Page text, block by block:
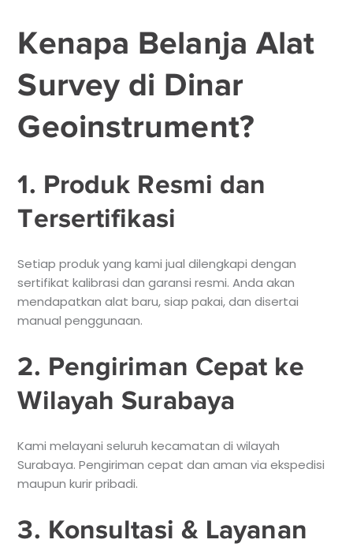
Kenapa Belanja Alat
Survey di Dinar
Geoinstrument?
1. Produk Resmi dan
Tersertifikasi
Setiap produk yang kami jual dilengkapi dengan
sertifikat kalibrasi dan garansi resmi. Anda akan
mendapatkan alat baru, siap pakai, dan disertai
manual penggunaan.
2. Pengiriman Cepat ke
Wilayah Surabaya
Kami melayani seluruh kecamatan di wilayah
Surabaya. Pengiriman cepat dan aman via ekspedisi
maupun kurir pribadi.
3. Konsultasi & Layanan